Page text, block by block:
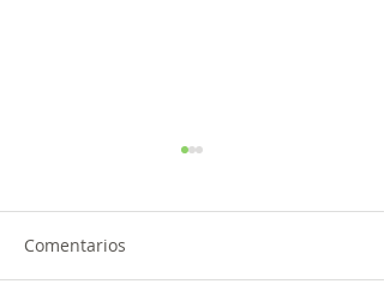
Comentarios